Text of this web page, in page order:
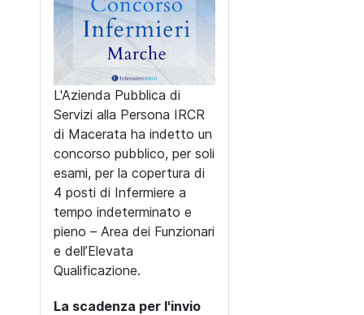
L'Azienda Pubblica di
Servizi alla Persona IRCR
di Macerata ha indetto un
concorso pubblico, per soli
esami, per la copertura di
4 posti di Infermiere a
tempo indeterminato e
pieno – Area dei Funzionari
e dell’Elevata
Qualificazione.
La scadenza per l'invio